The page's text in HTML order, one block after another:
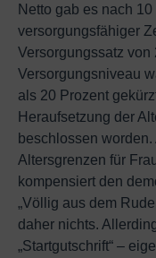
Netto gab es nach
versorgungsfähiger
Versorgungssatz von
Versorgungsniveau
als 20 Prozent
Heraufsetzung der
beschlossen
Altersgrenzen für
kompensiert den
„Völlig aus dem
daher nichts.
„Startgutschrift“ –